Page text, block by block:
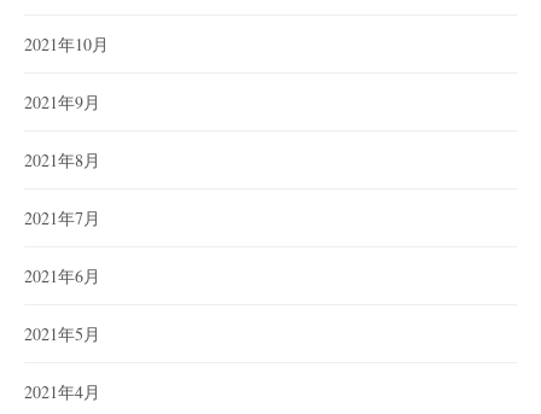
2021年10月
2021年9月
2021年8月
2021年7月
2021年6月
2021年5月
2021年4月